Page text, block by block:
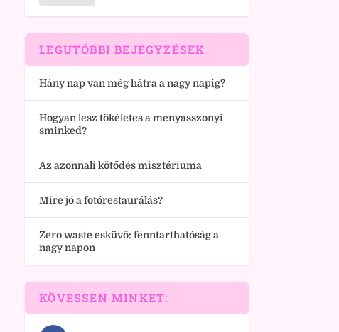
LEGUTÓBBI BEJEGYZÉSEK
Hány nap van még hátra a nagy napig?
Hogyan lesz tökéletes a menyasszonyi
sminked?
Az azonnali kötődés misztériuma
Mire jó a fotórestaurálás?
Zero waste esküvő: fenntarthatóság a
nagy napon
KÖVESSEN MINKET: